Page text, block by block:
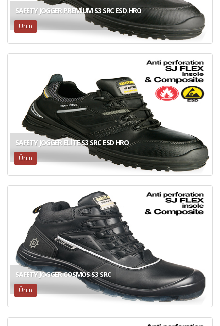
SAFETY JOGGER PREMIUM S3 SRC ESD HRO
Ürün
SAFETY JOGGER ELITE S3 SRC ESD HRO
Ürün
SAFETY JOGGER COSMOS S3 SRC
Ürün